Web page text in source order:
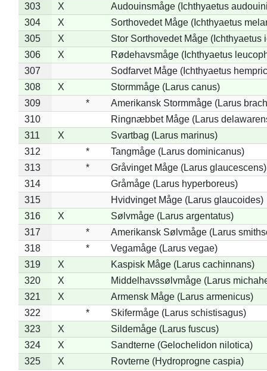
303
X
Audouinsmåge (Ichthyaetus
304
X
Sorthovedet Måge (Ichthyaetus
305
X
Stor Sorthovedet Måge (Ichthyaetus
306
X
Rødehavsmåge (Ichthyaetus
307
Sodfarvet Måge (Ichthyaetus
308
X
Stormmåge (Larus canus)
309
*
Amerikansk Stormmåge (Larus
310
Ringnæbbet Måge (Larus
311
X
Svartbag (Larus marinus)
312
*
Tangmåge (Larus dominicanus)
313
*
Gråvinget Måge (Larus glaucescens)
314
Gråmåge (Larus hyperboreus)
315
Hvidvinget Måge (Larus glaucoides)
316
X
Sølvmåge (Larus argentatus)
317
*
Amerikansk Sølvmåge (Larus
318
*
Vegamåge (Larus vegae)
319
X
Kaspisk Måge (Larus cachinnans)
320
X
Middelhavssølvmåge (Larus
321
X
Armensk Måge (Larus armenicus)
322
*
Skifermåge (Larus schistisagus)
323
X
Sildemåge (Larus fuscus)
324
X
Sandterne (Gelochelidon nilotica)
325
X
Rovterne (Hydroprogne caspia)